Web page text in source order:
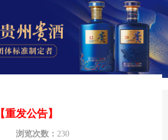
【重发公告】
浏览次数： 230